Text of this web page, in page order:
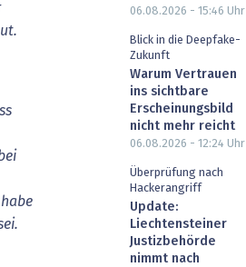
06.08.2026 - 15:46 Uhr
Blick in die Deepfake-
Zukunft
Warum Vertrauen
ins sichtbare
Erscheinungsbild
nicht mehr reicht
06.08.2026 - 12:24 Uhr
Überprüfung nach
Hackerangriff
Update:
Liechtensteiner
Justizbehörde
nimmt nach